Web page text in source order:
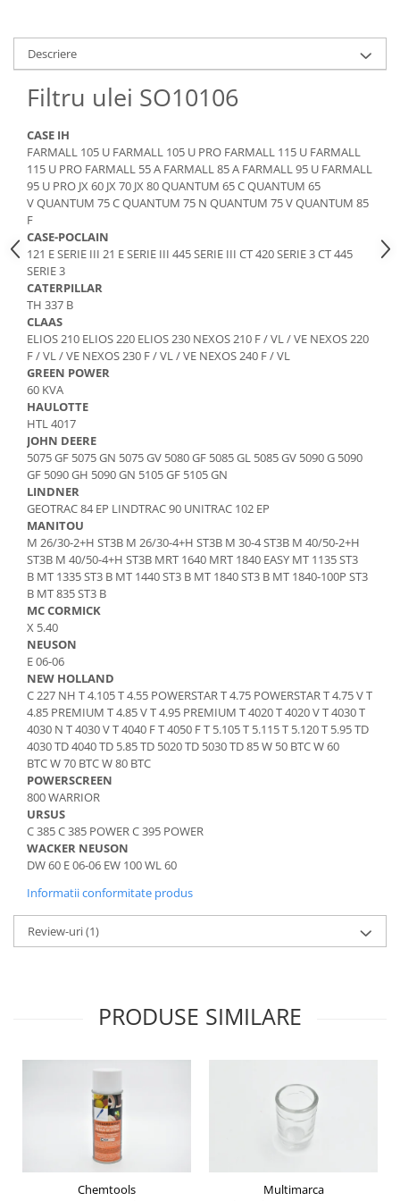
Turbosuflanta
Diverse piese motor
Furtune si conducte
Chiuloasa
Vibrochen - ax came - arbore cotit
Camasa piston
Segmenti motor
Termoflot
Cablu acceleratie
Senzori de presiune ulei
Vaporizatoare
Radiatoare AC
Piese frana
Discuri de frana
Etrieri
Placute de frana
Pompa de frana - cilindru de frana
Frana utilaje
Supapa franare
Kit reparatii
Cabluri frana
Rezervor lichid de frana
Lichid de frana
Antigel frane
Piese fara categorie
Sepci
Garnituri utilaje
Siguranta
Abtibilduri - Etichete
Girofar
Piese electrice
Cabluri si mufe
Mufe si pini
Piese contact
Contactor 12V
Contactoare 48V
Becuri indicatoare
Potentiometre
Senzori de unghi
Bobina solenoid
Bobina 24V
Piese Nifty Lift
Piese Grove
Piese Deutz Fahr
Piese Atlas Copco
Piese Hitachi
Piese Vermeer
Piese Gehl
Piese Socage
Piese Kaeser
Piese Wacker Neuson
Piese David Brown
Piese Mc Cormick
Piese Lamborghini
Piese Same
Piese Renault
Piese Hurlimann
Piese Zetor
Piese Weidemann
Piese Ausa
Piese Sennebogen
Piese Still
Piese Timberjack
Piese Valmet Valtra
Piese Vogele
Piese Yuchai
Piese Zeppelin
Piese Schaeff
Piese Putzmeister
Piese Mitsubishi
Piese Matbro
Piese Lindner
Piese Kramer
Piese Ingersoll Rand
Piese Hanomag
Piese Goldoni
Piese Furukawa
Piese Ferrari
Descriere
Filtru ulei SO10106
CASE IH
FARMALL 105 U FARMALL 105 U PRO FARMALL 115 U FARMALL
115 U PRO FARMALL 55 A FARMALL 85 A FARMALL 95 U FARMALL
95 U PRO JX 60 JX 70 JX 80 QUANTUM 65 C QUANTUM 65
V QUANTUM 75 C QUANTUM 75 N QUANTUM 75 V QUANTUM 85
F
CASE-POCLAIN
121 E SERIE III 21 E SERIE III 445 SERIE III CT 420 SERIE 3 CT 445
SERIE 3
CATERPILLAR
TH 337 B
CLAAS
ELIOS 210 ELIOS 220 ELIOS 230 NEXOS 210 F / VL / VE NEXOS 220
F / VL / VE NEXOS 230 F / VL / VE NEXOS 240 F / VL
GREEN POWER
60 KVA
HAULOTTE
HTL 4017
JOHN DEERE
5075 GF 5075 GN 5075 GV 5080 GF 5085 GL 5085 GV 5090 G 5090
GF 5090 GH 5090 GN 5105 GF 5105 GN
LINDNER
GEOTRAC 84 EP LINDTRAC 90 UNITRAC 102 EP
MANITOU
M 26/30-2+H ST3B M 26/30-4+H ST3B M 30-4 ST3B M 40/50-2+H
ST3B M 40/50-4+H ST3B MRT 1640 MRT 1840 EASY MT 1135 ST3
B MT 1335 ST3 B MT 1440 ST3 B MT 1840 ST3 B MT 1840-100P ST3
B MT 835 ST3 B
MC CORMICK
X 5.40
NEUSON
E 06-06
NEW HOLLAND
C 227 NH T 4.105 T 4.55 POWERSTAR T 4.75 POWERSTAR T 4.75 V T
4.85 PREMIUM T 4.85 V T 4.95 PREMIUM T 4020 T 4020 V T 4030 T
4030 N T 4030 V T 4040 F T 4050 F T 5.105 T 5.115 T 5.120 T 5.95 TD
4030 TD 4040 TD 5.85 TD 5020 TD 5030 TD 85 W 50 BTC W 60
BTC W 70 BTC W 80 BTC
POWERSCREEN
800 WARRIOR
URSUS
C 385 C 385 POWER C 395 POWER
WACKER NEUSON
DW 60 E 06-06 EW 100 WL 60
Informatii conformitate produs
Review-uri(1)
PRODUSE SIMILARE
Chemtools Multimarca